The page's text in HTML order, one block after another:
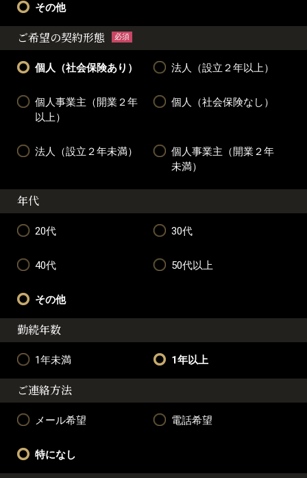
その他
ご希望の契約形態 必須
個人（社会保険あり） 法人（設立２年以上）
個人事業主（開業２年
以上）
個人（社会保険なし）
法人（設立２年未満）
個人事業主（開業２年
未満）
年代
20代 30代
40代 50代以上
その他
勤続年数
1年未満 1年以上
ご連絡方法
メール希望 電話希望
特になし